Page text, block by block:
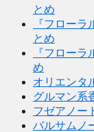
とめ
『フロー
とめ
『フロー
め
オリエンタ
グルマン系
フゼアノー
バルサムノ